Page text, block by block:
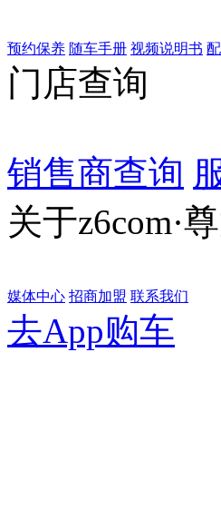
预约保养 随车手册 视频说明书
门店查询
销售商查询
关于z6com·
媒体中心 招商加盟 联系我们
去App购车